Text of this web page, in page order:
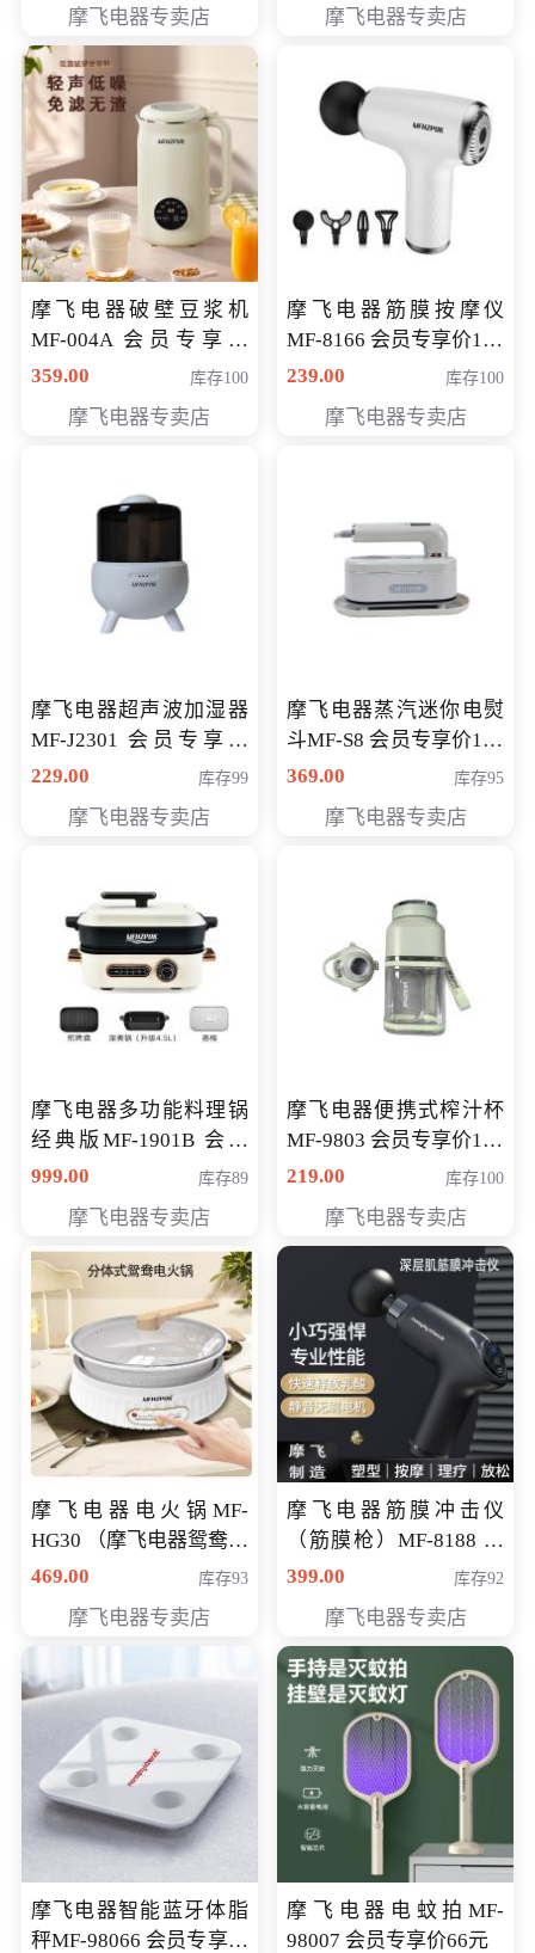
摩飞电器专卖店 摩飞电器专卖店
摩飞电器破壁豆浆机
MF-004A 会员专享价
168元
359.00 库存100
摩飞电器专卖店
摩飞电器筋膜按摩仪
MF-8166 会员专享价168
元
239.00 库存100
摩飞电器专卖店
摩飞电器超声波加湿器
MF-J2301 会员专享价
168元
229.00 库存99
摩飞电器专卖店
摩飞电器蒸汽迷你电熨
斗MF-S8 会员专享价168
元
369.00 库存95
摩飞电器专卖店
摩飞电器多功能料理锅
经典版MF-1901B 会员
专享价399元
999.00 库存89
摩飞电器专卖店
摩飞电器便携式榨汁杯
MF-9803 会员专享价138
元
219.00 库存100
摩飞电器专卖店
摩飞电器电火锅MF-
HG30 （摩飞电器鸳鸯锅
MF-HG30 ） 会员专享价
469.00 库存93
摩飞电器专卖店
摩飞电器筋膜冲击仪
（筋膜枪）MF-8188 会
员专享价268元
399.00 库存92
摩飞电器专卖店
摩飞电器智能蓝牙体脂
秤MF-98066 会员专享价
摩飞电器电蚊拍MF-
98007 会员专享价66元